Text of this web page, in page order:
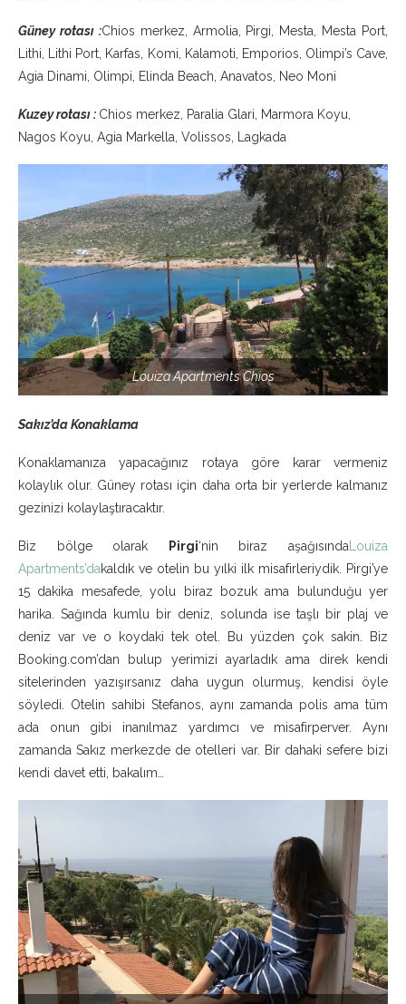
Güney rotası :Chios merkez, Armolia, Pirgi, Mesta, Mesta Port,
Lithi, Lithi Port, Karfas, Komi, Kalamoti, Emporios, Olimpi’s Cave,
Agia Dinami, Olimpi, Elinda Beach, Anavatos, Neo Moni
Kuzey rotası : Chios merkez, Paralia Glari, Marmora Koyu,
Nagos Koyu, Agia Markella, Volissos, Lagkada
Louiza Apartments Chios
Sakız’da Konaklama
Konaklamanıza yapacağınız rotaya göre karar vermeniz
kolaylık olur. Güney rotası için daha orta bir yerlerde kalmanız
gezinizi kolaylaştıracaktır.
Biz bölge olarak Pirgi‘nin biraz aşağısında Louiza
Apartments’dakaldık ve otelin bu yılki ilk misafirleriydik. Pirgi’ye
15 dakika mesafede, yolu biraz bozuk ama bulunduğu yer
harika. Sağında kumlu bir deniz, solunda ise taşlı bir plaj ve
deniz var ve o koydaki tek otel. Bu yüzden çok sakin. Biz
Booking.com’dan bulup yerimizi ayarladık ama direk kendi
sitelerinden yazışırsanız daha uygun olurmuş, kendisi öyle
söyledi. Otelin sahibi Stefanos, aynı zamanda polis ama tüm
ada onun gibi inanılmaz yardımcı ve misafirperver. Aynı
zamanda Sakız merkezde de otelleri var. Bir dahaki sefere bizi
kendi davet etti, bakalım…